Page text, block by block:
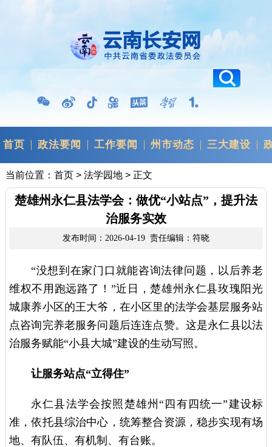
首页 政法要闻 工作要闻 州市动态 三大建设
当前位置： 首页> 法学园地> 正文
楚雄州永仁县法学会：做优“小站点”，提升法
治服务实效
发布时间：2026-04-19 责任编辑：符晓
“没想到在家门口就能咨询法律问题，以后养老
维权不用跑远路了！”近日，楚雄州永仁县玫瑰阳光
城康养小区的王大爷，在小区里的法学会基层服务站
点咨询完养老服务问题后连连点赞。这是永仁县以法
治服务赋能“小县大城”建设的生动写照。
让服务站点“立得住”
永仁县法学会按照楚雄州“四有四统一”建设标
准，依托县综治中心，统筹整合资源，稳步实现有场
地、有队伍、有机制、有台账。